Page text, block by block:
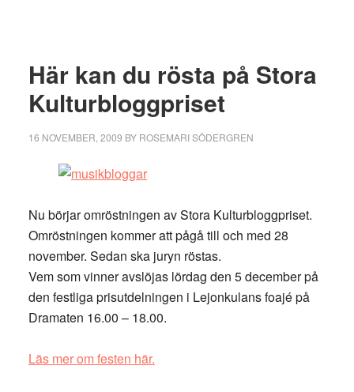
Här kan du rösta på Stora
Kulturbloggpriset
16 NOVEMBER, 2009 BY ROSEMARI SÖDERGREN
Nu börjar omröstningen av Stora Kulturbloggpriset.
Omröstningen kommer att pågå till och med 28
november. Sedan ska juryn röstas.
Vem som vinner avslöjas lördag den 5 december på
den festliga prisutdelningen i Lejonkulans foajé på
Dramaten 16.00 – 18.00.
Läs mer om festen här.